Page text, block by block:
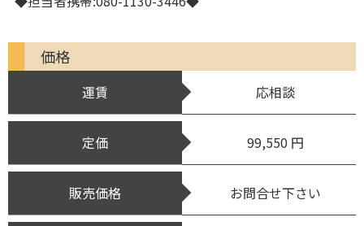
価格
運賃 応相談
定価 99,550 円
販売価格 お問合せ下さい